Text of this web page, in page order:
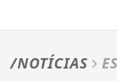
/NOTÍCIAS